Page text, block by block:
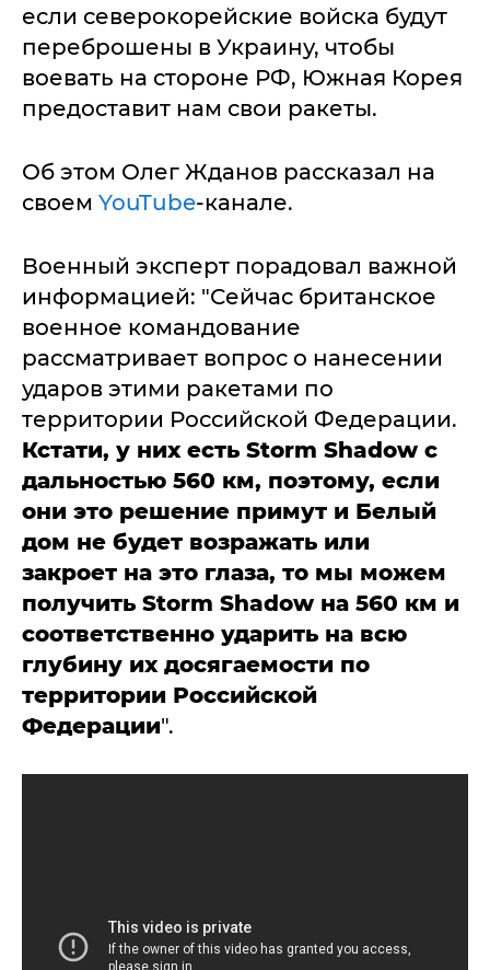
если северокорейские войска будут
переброшены в Украину, чтобы
воевать на стороне РФ, Южная Корея
предоставит нам свои ракеты.
Об этом Олег Жданов рассказал на
своем YouTube-канале.
Военный эксперт порадовал важной
информацией: "Сейчас британское
военное командование
рассматривает вопрос о нанесении
ударов этими ракетами по
территории Российской Федерации.
Кстати, у них есть Storm Shadow с
дальностью 560 км, поэтому, если
они это решение примут и Белый
дом не будет возражать или
закроет на это глаза, то мы можем
получить Storm Shadow на 560 км и
соответственно ударить на всю
глубину их досягаемости по
территории Российской
Федерации".